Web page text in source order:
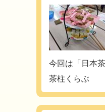
今回は「日本
茶柱くらぶ